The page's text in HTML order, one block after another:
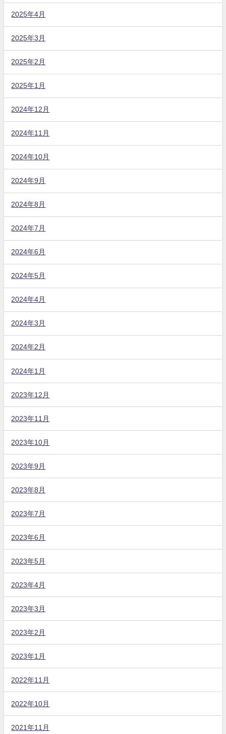
2025年4月
2025年3月
2025年2月
2025年1月
2024年12月
2024年11月
2024年10月
2024年9月
2024年8月
2024年7月
2024年6月
2024年5月
2024年4月
2024年3月
2024年2月
2024年1月
2023年12月
2023年11月
2023年10月
2023年9月
2023年8月
2023年7月
2023年6月
2023年5月
2023年4月
2023年3月
2023年2月
2023年1月
2022年11月
2022年10月
2021年11月